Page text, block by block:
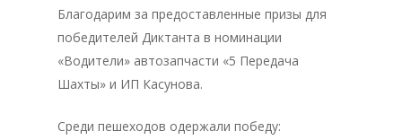
Благодарим за предоставленные призы для
победителей Диктанта в номинации
«Водители» автозапчасти «5 Передача
Шахты» и ИП Касунова.
Среди пешеходов одержали победу: